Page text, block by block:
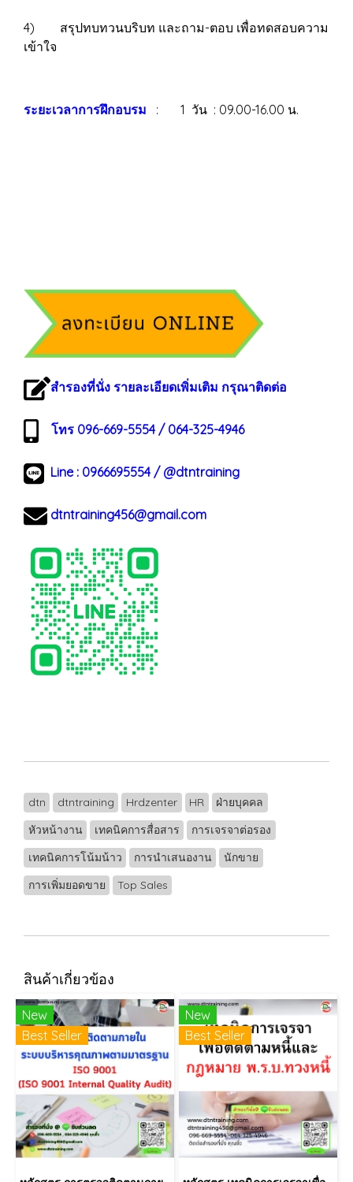
4) สรุปทบทวนบริบท และถาม-ตอบ เพื่อทดสอบความ
เข้าใจ
ระยะเวลาการฝึกอบรม : 1 วัน : 09.00-16.00 น.
สำรองที่นั่ง รายละเอียดเพิ่มเติม กรุณาติดต่อ
โทร 096-669-5554 / 064-325-4946
Line : 0966695554/ @dtntraining
dtntraining456@gmail.com
dtn dtntraining Hrdzenter HR
ฝ่ายบุคคล
หัวหน้างาน
เทคนิคการสื่อสาร
การเจรจาต่อรอง
เทคนิคการโน้มน้าว
การนำเสนองาน
นักขาย
การเพิ่มยอดขาย
Top Sales
สินค้าเกี่ยวข้อง
New
Best Seller
New
Best Seller